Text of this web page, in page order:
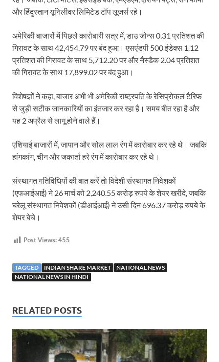
और हिंदुस्तान यूनिलीवर लिमिटेड टॉप लूजर्स रहे।
अमेरिकी बाजारों में पिछले कारोबारी सत्र में, डाउ जोन्स 0.31 प्रतिशत की
गिरावट के साथ 42,454.79 पर बंद हुआ। एसएंडपी 500 इंडेक्स 1.12
प्रतिशत की गिरावट के साथ 5,712.20 पर और नैस्डैक 2.04 प्रतिशत
की गिरावट के साथ 17,899.02 पर बंद हुआ।
विशेषज्ञों ने कहा, बाजार अभी भी अमेरिकी राष्ट्रपति के रेसिप्रोकल टैरिफ
से जुड़ी सटीक जानकारियों का इंतजार कर रहा है। समय बीत रहा है और
यह 2 अप्रैल से लागू होने वाले हैं।
एशियाई बाजारों में, जापान और सोल लाल रंग में कारोबार कर रहे थे। जबकि
हांगकांग, चीन और जकार्ता हरे रंग में कारोबार कर रहे थे।
संस्थागत गतिविधियों की बात करें तो विदेशी संस्थागत निवेशकों
(एफआईआई) ने 26 मार्च को 2,240.55 करोड़ रुपये के शेयर खरीदे, जबकि
घरेलू संस्थागत निवेशकों (डीआईआई) ने उसी दिन 696.37 करोड़ रुपये के
शेयर बेचे।
Post Views:455
TAGGED INDIAN SHARE MARKET
NATIONAL NEWS
NATIONAL NEWS IN HINDI
RELATED POSTS